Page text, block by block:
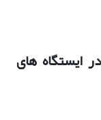
ایستگاه های